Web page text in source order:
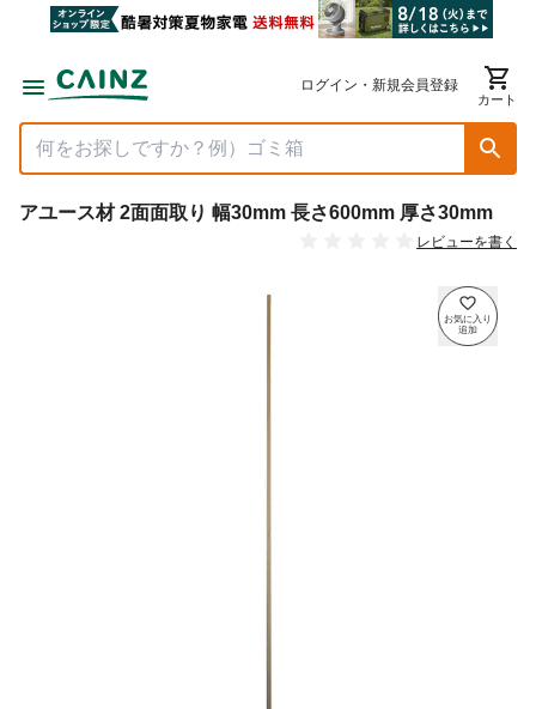
ログイン・新規会員登録
カート
アユース材 2面面取り 幅30mm 長さ600mm 厚さ30mm
レビューを書く